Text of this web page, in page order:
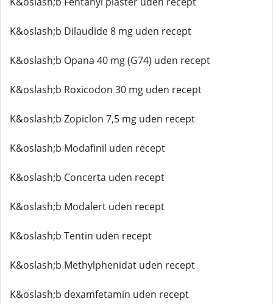
K&oslash;b Dilaudide 8 mg uden recept
K&oslash;b Opana 40 mg (G74) uden recept
K&oslash;b Roxicodon 30 mg uden recept
K&oslash;b Zopiclon 7,5 mg uden recept
K&oslash;b Modafinil uden recept
K&oslash;b Concerta uden recept
K&oslash;b Modalert uden recept
K&oslash;b Tentin uden recept
K&oslash;b Methylphenidat uden recept
K&oslash;b dexamfetamin uden recept